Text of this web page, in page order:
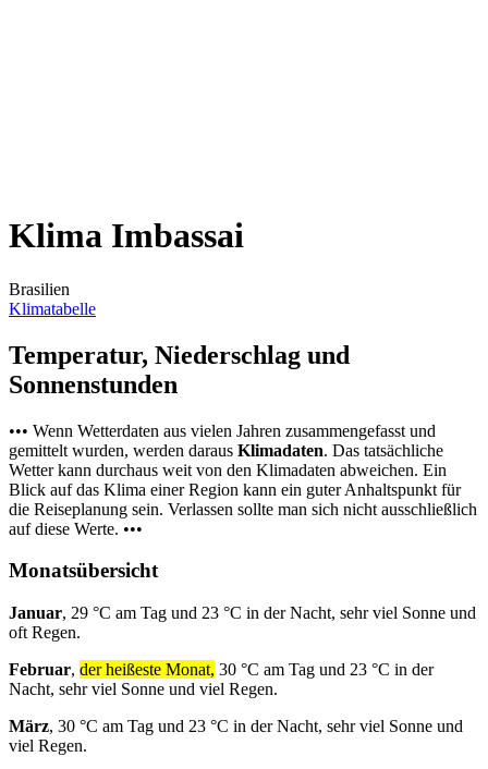
Klima Imbassai
Brasilien
Klimatabelle
Temperatur, Niederschlag und
Sonnenstunden
••• Wenn Wetterdaten aus vielen Jahren zusammengefasst und
gemittelt wurden, werden daraus Klimadaten. Das tatsächliche
Wetter kann durchaus weit von den Klimadaten abweichen. Ein
Blick auf das Klima einer Region kann ein guter Anhaltspunkt für
die Reiseplanung sein. Verlassen sollte man sich nicht ausschließlich
auf diese Werte. •••
Monatsübersicht
Januar, 29 °C am Tag und 23 °C in der Nacht, sehr viel Sonne und
oft Regen.
Februar, der heißeste Monat, 30 °C am Tag und 23 °C in der
Nacht, sehr viel Sonne und viel Regen.
März, 30 °C am Tag und 23 °C in der Nacht, sehr viel Sonne und
viel Regen.